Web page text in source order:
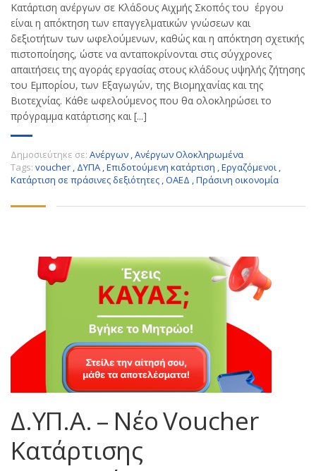
Κατάρτιση ανέργων σε Κλάδους Αιχμής Σκοπός του έργου
είναι η απόκτηση των επαγγελματικών γνώσεων και
δεξιοτήτων των ωφελούμενων, καθώς και η απόκτηση σχετικής
πιστοποίησης, ώστε να ανταποκρίνονται στις σύγχρονες
απαιτήσεις της αγοράς εργασίας στους κλάδους υψηλής ζήτησης
του Εμπορίου, των Εξαγωγών, της Βιομηχανίας και της
Βιοτεχνίας. Κάθε ωφελούμενος που θα ολοκληρώσει το
πρόγραμμα κατάρτισης και [...]
Δημοσιεύτηκε σε: Ανέργων ,Ανέργων Ολοκληρωμένα
Tags: voucher , ΔΥΠΑ ,Επιδοτούμενη κατάρτιση ,Εργαζόμενοι ,
Κατάρτιση σε πράσινες δεξιότητες ,ΟΑΕΔ ,Πράσινη οικονομία
Δ.ΥΠ.Α. – Nέο Voucher
Κατάρτισης